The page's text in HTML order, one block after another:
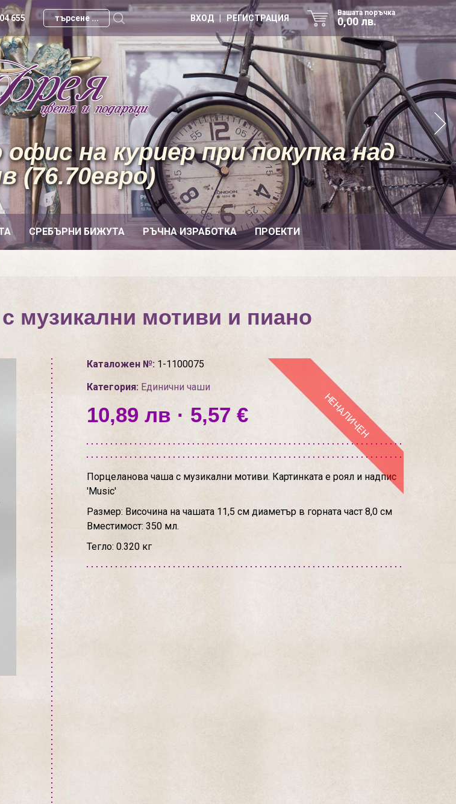
655
Вашата поръчка
0,00 лв.
ВХОД | РЕГИСТРАЦИЯ
СРЕБЪРНИ БИЖУТА РЪЧНА ИЗРАБОТКА ПРОЕКТИ
на куриер при покупка над
(76.70евро)
музикални мотиви и пиано
Каталожен №:1-1100075
Категория: Единични чаши
10,89 лв · 5,57 € НЕНАЛИЧЕН
Порцеланова чаша с музикални мотиви. Картинката е роял и надпис
'Music'
Размер: Височина на чашата 11,5 см диаметър в горната част 8,0 см
Вместимост: 350 мл.
Тегло: 0.320 кг